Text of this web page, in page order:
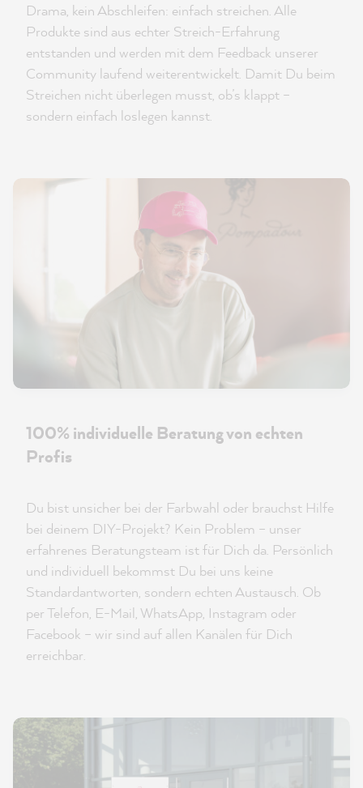
Drama, kein Abschleifen: einfach streichen. Alle
Produkte sind aus echter Streich-Erfahrung
entstanden und werden mit dem Feedback unserer
Community laufend weiterentwickelt. Damit Du beim
Streichen nicht überlegen musst, ob’s klappt –
sondern einfach loslegen kannst.
100% individuelle Beratung von echten
Profis
Du bist unsicher bei der Farbwahl oder brauchst Hilfe
bei deinem DIY-Projekt? Kein Problem – unser
erfahrenes Beratungsteam ist für Dich da. Persönlich
und individuell bekommst Du bei uns keine
Standardantworten, sondern echten Austausch. Ob
per Telefon, E-Mail, WhatsApp, Instagram oder
Facebook – wir sind auf allen Kanälen für Dich
erreichbar.